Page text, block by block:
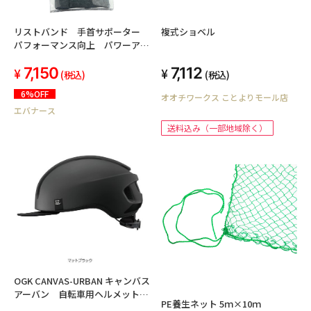
リストバンド 手首サポーター
パフォーマンス向上 パワーアッ
ニス つまづき・転倒予防・疲労
軽減・ 高齢者 血流促進 ケ
アオール 2枚入 男女兼用 ユ
ニセックス 日本製
7,150 (税込)
6%OFF
エバナース
複式ショベル
7,112 (税込)
オオチワークス ことよりモール店
送料込み（一部地域除く）
OGK CANVAS-URBAN キャンバス
アーバン 自転車用ヘルメット
PE養生ネット 5ｍ×10ｍ